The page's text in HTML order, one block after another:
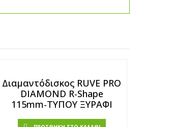
Διαμαντόδισκος RUVE PRO
DIAMOND R-Shape
115mm-ΤΥΠΟΥ ΞΥΡΑΦΙ